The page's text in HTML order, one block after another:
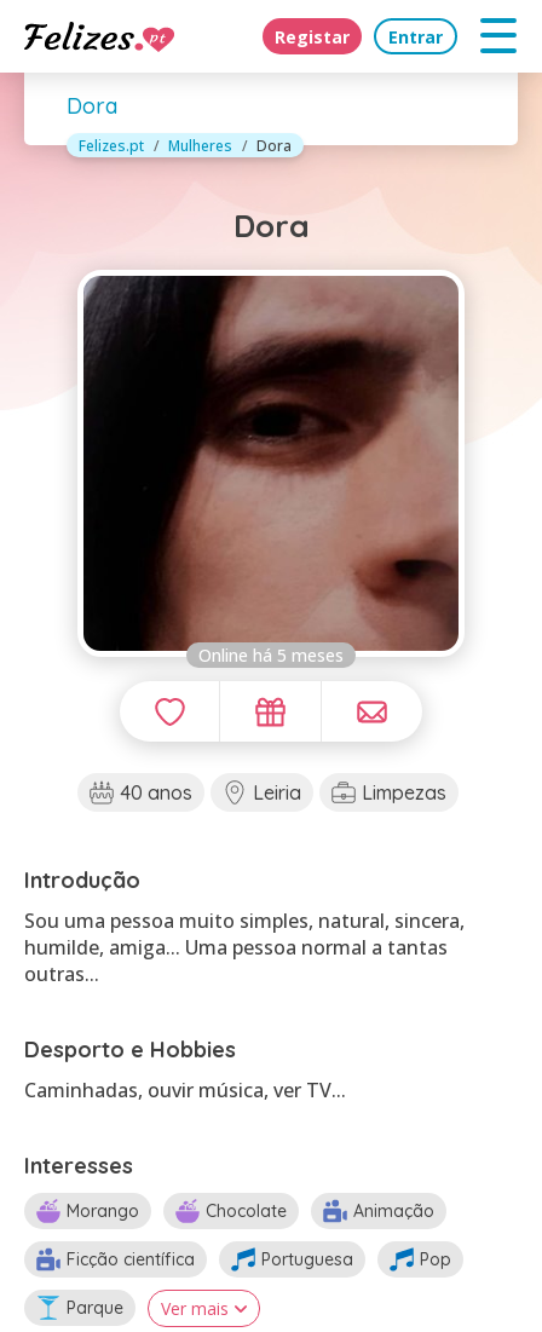
Registar Entrar
Dora
Felizes.pt Mulheres Dora
Dora
Online há 5 meses
40 anos Leiria Limpezas
Introdução
Sou uma pessoa muito simples, natural, sincera,
humilde, amiga... Uma pessoa normal a tantas
outras...
Desporto e Hobbies
Caminhadas, ouvir música, ver TV...
Interesses
Morango Chocolate Animação
Ficção científica Portuguesa Pop
Parque Ver mais